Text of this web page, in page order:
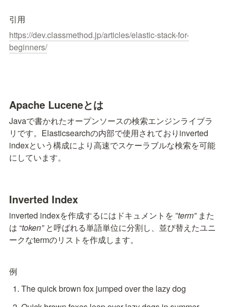
引用
https://dev.classmethod.jp/articles/elastic-stack-for-
beginners/
Apache Luceneとは
Javaで書かれたオープンソースの検索エンジンライブラ
リです。Elasticsearchの内部で使用されておりinverted
indexという構成により高速でスケーラブルな検索を可能
にしています。
Inverted Index
inverted indexを作成するにはドキュメントを ”term” また
は “token” と呼ばれる単語単位に分割し、並び替えたユニ
ークなtermのリストを作成します。
例
The quick brown fox jumped over the lazy dog